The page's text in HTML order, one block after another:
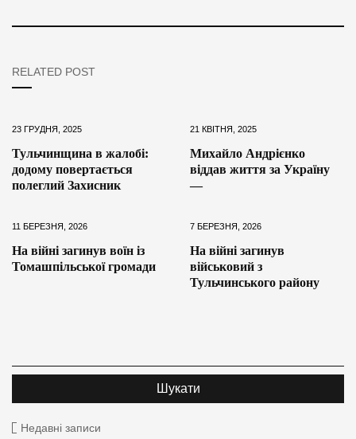
RELATED POST
23 ГРУДНЯ, 2025
Тульчинщина в жалобі:
додому повертається
полеглий Захисник
21 КВІТНЯ, 2025
Михайло Андрієнко
віддав життя за Україну
—
11 БЕРЕЗНЯ, 2026
На війні загинув воїн із
Томашпільської громади
7 БЕРЕЗНЯ, 2026
На війні загинув
військовий з
Тульчинського району
Недавні записи